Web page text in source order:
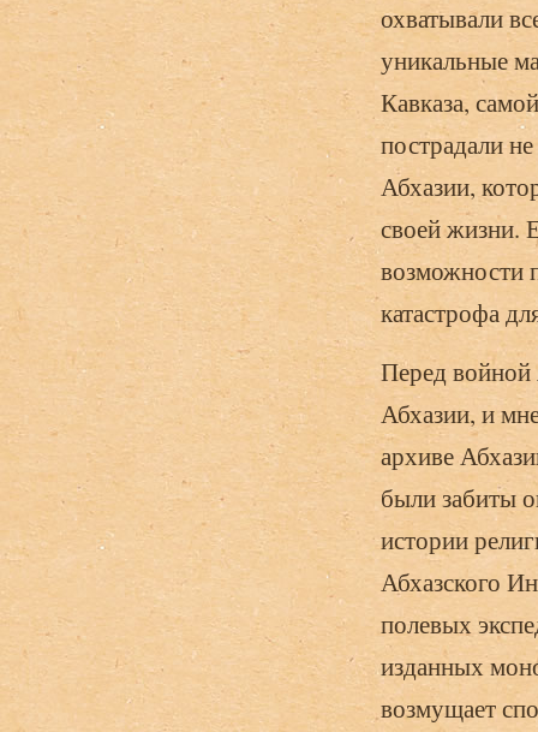
охватывали
уникальные
Кавказа,
пострадали
Абхазии,
своей жизни.
возможности
катастрофа
Перед войной
Абхазии, и
архиве
были забиты
истории
Абхазского
полевых
изданных
возмущает